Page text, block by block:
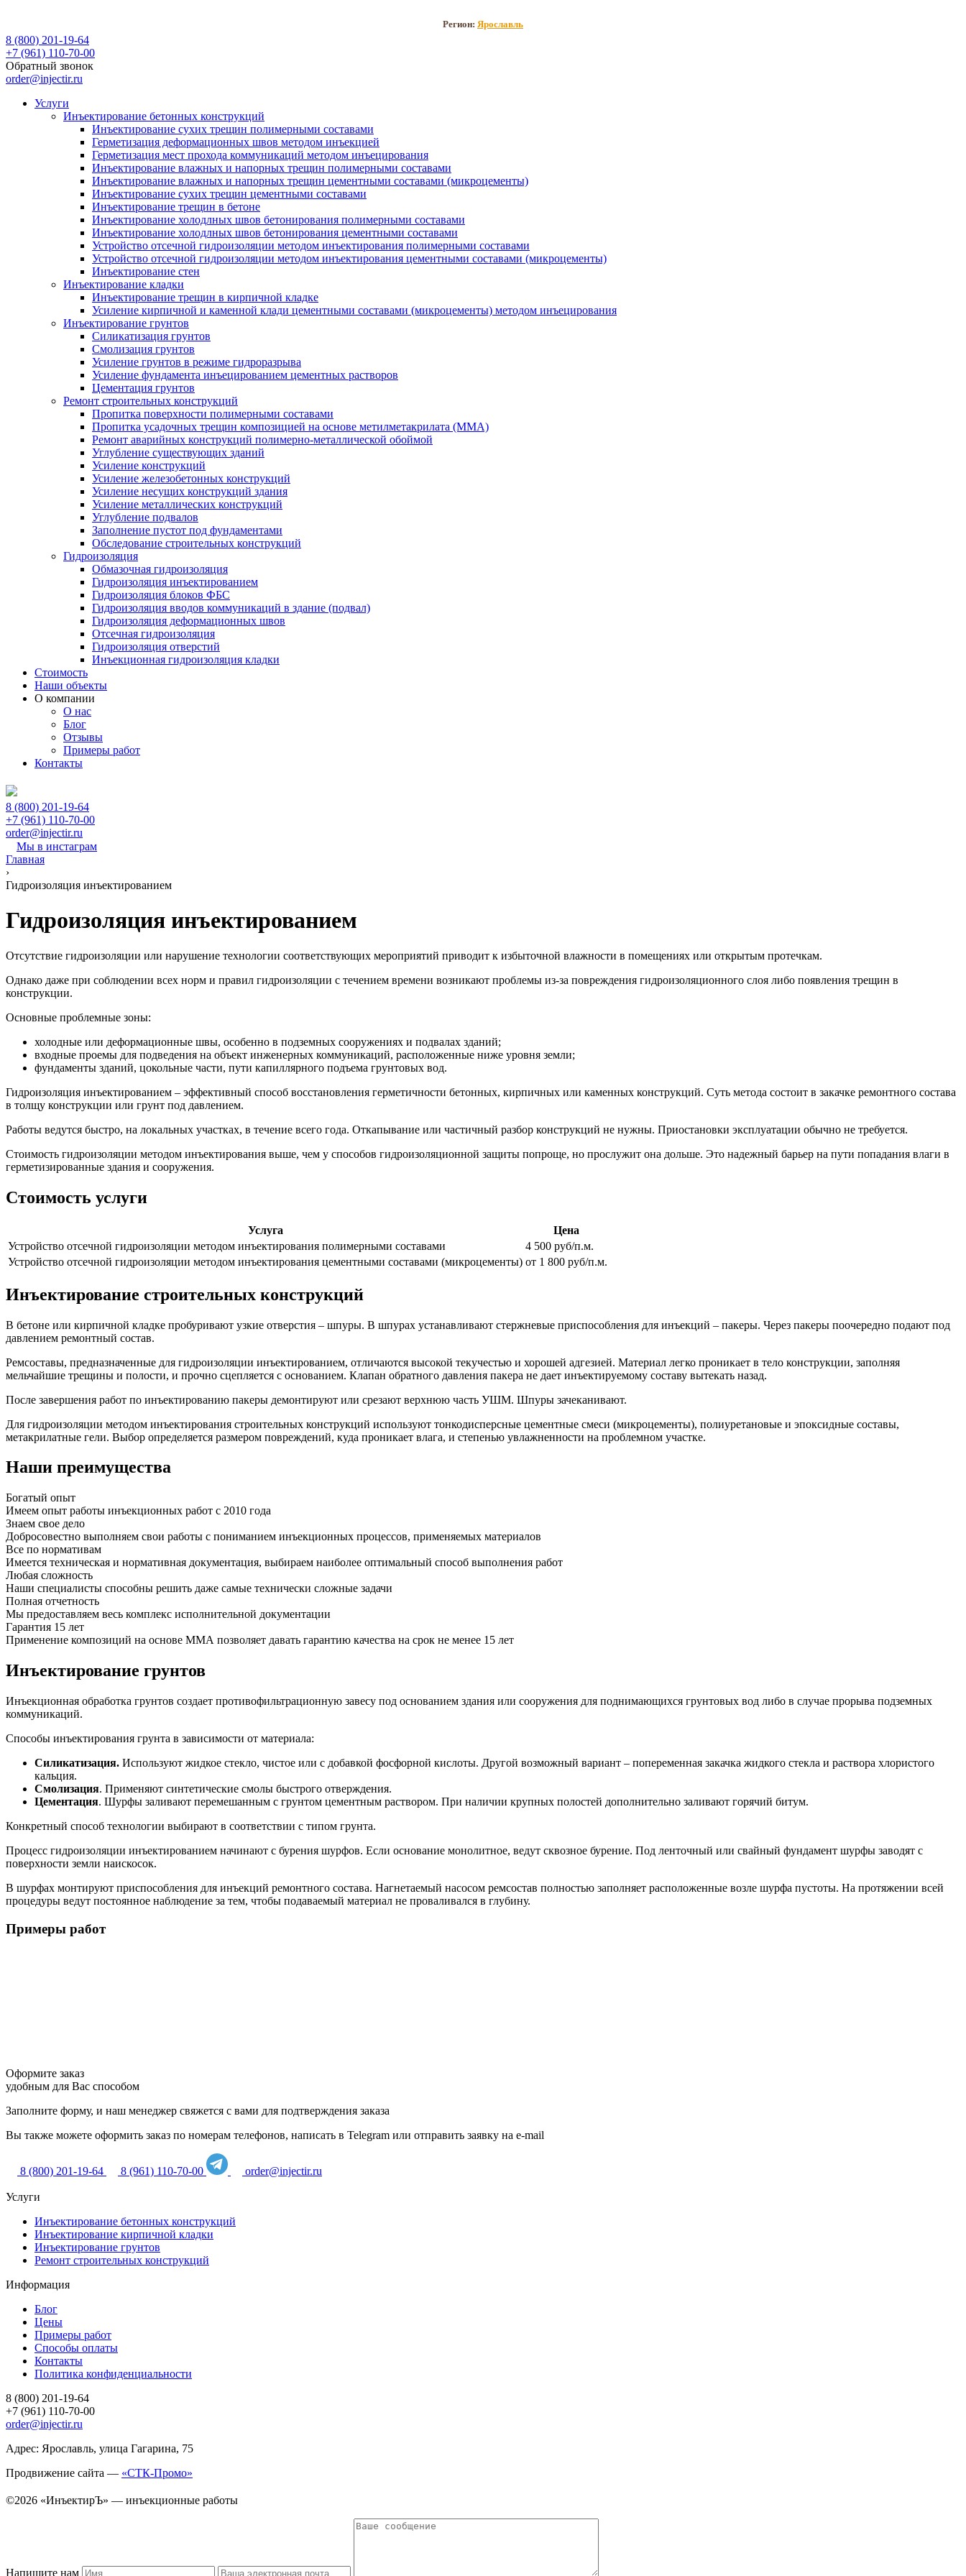
Регион: Ярославль
8 (800) 201-19-64
+7 (961) 110-70-00
Обратный звонок
order@injectir.ru
Услуги
Инъектирование бетонных конструкций
Инъектирование сухих трещин полимерными составами
Герметизация деформационных швов методом инъекцией
Герметизация мест прохода коммуникаций методом инъецирования
Инъектирование влажных и напорных трещин полимерными составами
Инъектирование влажных и напорных трещин цементными составами (микроцементы)
Инъектирование сухих трещин цементными составами
Инъектирование трещин в бетоне
Инъектирование холодлных швов бетонирования полимерными составами
Инъектирование холодлных швов бетонирования цементными составами
Устройство отсечной гидроизоляции методом инъектирования полимерными составами
Устройство отсечной гидроизоляции методом инъектирования цементными составами (микроцементы)
Инъектирование стен
Инъектирование кладки
Инъектирование трещин в кирпичной кладке
Усиление кирпичной и каменной клади цементными составами (микроцементы) методом инъецирования
Инъектирование грунтов
Силикатизация грунтов
Смолизация грунтов
Усиление грунтов в режиме гидроразрыва
Усиление фундамента инъецированием цементных растворов
Цементация грунтов
Ремонт строительных конструкций
Пропитка поверхности полимерными составами
Пропитка усадочных трещин композицией на основе метилметакрилата (ММА)
Ремонт аварийных конструкций полимерно-металлической обоймой
Углубление существующих зданий
Усиление конструкций
Усиление железобетонных конструкций
Усиление несущих конструкций здания
Усиление металлических конструкций
Углубление подвалов
Заполнение пустот под фундаментами
Обследование строительных конструкций
Гидроизоляция
Обмазочная гидроизоляция
Гидроизоляция инъектированием
Гидроизоляция блоков ФБС
Гидроизоляция вводов коммуникаций в здание (подвал)
Гидроизоляция деформационных швов
Отсечная гидроизоляция
Гидроизоляция отверстий
Инъекционная гидроизоляция кладки
Стоимость
Наши объекты
О компании
О нас
Блог
Отзывы
Примеры работ
Контакты
8 (800) 201-19-64
+7 (961) 110-70-00
order@injectir.ru
Мы в инстаграм
Главная
›
Гидроизоляция инъектированием
Гидроизоляция инъектированием
Отсутствие гидроизоляции или нарушение технологии соответствующих мероприятий приводит к избыточной влажности в помещениях или открытым протечкам.
Однако даже при соблюдении всех норм и правил гидроизоляции с течением времени возникают проблемы из-за повреждения гидроизоляционного слоя либо появления трещин в
конструкции.
Основные проблемные зоны:
холодные или деформационные швы, особенно в подземных сооружениях и подвалах зданий;
входные проемы для подведения на объект инженерных коммуникаций, расположенные ниже уровня земли;
фундаменты зданий, цокольные части, пути капиллярного подъема грунтовых вод.
Гидроизоляция инъектированием – эффективный способ восстановления герметичности бетонных, кирпичных или каменных конструкций. Суть метода состоит в закачке ремонтного состава
в толщу конструкции или грунт под давлением.
Работы ведутся быстро, на локальных участках, в течение всего года. Откапывание или частичный разбор конструкций не нужны. Приостановки эксплуатации обычно не требуется.
Стоимость гидроизоляции методом инъектирования выше, чем у способов гидроизоляционной защиты попроще, но прослужит она дольше. Это надежный барьер на пути попадания влаги в
герметизированные здания и сооружения.
Стоимость услуги
Услуга
Цена
Устройство отсечной гидроизоляции методом инъектирования полимерными составами
4 500 руб/п.м.
Устройство отсечной гидроизоляции методом инъектирования цементными составами (микроцементы) от 1 800 руб/п.м.
Инъектирование строительных конструкций
В бетоне или кирпичной кладке пробуривают узкие отверстия – шпуры. В шпурах устанавливают стержневые приспособления для инъекций – пакеры. Через пакеры поочередно подают под
давлением ремонтный состав.
Ремсоставы, предназначенные для гидроизоляции инъектированием, отличаются высокой текучестью и хорошей адгезией. Материал легко проникает в тело конструкции, заполняя
мельчайшие трещины и полости, и прочно сцепляется с основанием. Клапан обратного давления пакера не дает инъектируемому составу вытекать назад.
После завершения работ по инъектированию пакеры демонтируют или срезают верхнюю часть УШМ. Шпуры зачеканивают.
Для гидроизоляции методом инъектирования строительных конструкций используют тонкодисперсные цементные смеси (микроцементы), полиуретановые и эпоксидные составы,
метакрилатные гели. Выбор определяется размером повреждений, куда проникает влага, и степенью увлажненности на проблемном участке.
Наши преимущества
Богатый опыт
Имеем опыт работы инъекционных работ с 2010 года
Знаем свое дело
Добросовестно выполняем свои работы с пониманием инъекционных процессов, применяемых материалов
Все по нормативам
Имеется техническая и нормативная документация, выбираем наиболее оптимальный способ выполнения работ
Любая сложность
Наши специалисты способны решить даже самые технически сложные задачи
Полная отчетность
Мы предоставляем весь комплекс исполнительной документации
Гарантия 15 лет
Применение композиций на основе ММА позволяет давать гарантию качества на срок не менее 15 лет
Инъектирование грунтов
Инъекционная обработка грунтов создает противофильтрационную завесу под основанием здания или сооружения для поднимающихся грунтовых вод либо в случае прорыва подземных
коммуникаций.
Способы инъектирования грунта в зависимости от материала:
Силикатизация. Используют жидкое стекло, чистое или с добавкой фосфорной кислоты. Другой возможный вариант – попеременная закачка жидкого стекла и раствора хлористого
кальция.
Смолизация. Применяют синтетические смолы быстрого отверждения.
Цементация. Шурфы заливают перемешанным с грунтом цементным раствором. При наличии крупных полостей дополнительно заливают горячий битум.
Конкретный способ технологии выбирают в соответствии с типом грунта.
Процесс гидроизоляции инъектированием начинают с бурения шурфов. Если основание монолитное, ведут сквозное бурение. Под ленточный или свайный фундамент шурфы заводят с
поверхности земли наискосок.
В шурфах монтируют приспособления для инъекций ремонтного состава. Нагнетаемый насосом ремсостав полностью заполняет расположенные возле шурфа пустоты. На протяжении всей
процедуры ведут постоянное наблюдение за тем, чтобы подаваемый материал не проваливался в глубину.
Примеры работ
Оформите заказ
удобным для Вас способом
Заполните форму, и наш менеджер свяжется с вами для подтверждения заказа
Вы также можете оформить заказ по номерам телефонов, написать в Telegram или отправить заявку на e-mail
8 (800) 201-19-64 8 (961) 110-70-00 order@injectir.ru
Услуги
Инъектирование бетонных конструкций
Инъектирование кирпичной кладки
Инъектирование грунтов
Ремонт строительных конструкций
Информация
Блог
Цены
Примеры работ
Способы оплаты
Контакты
Политика конфиденциальности
8 (800) 201-19-64
+7 (961) 110-70-00
order@injectir.ru
Адрес: Ярославль, улица Гагарина, 75
Продвижение сайта — «СТК-Промо»
©2026 «ИнъектирЪ» — инъекционные работы
Напишите нам